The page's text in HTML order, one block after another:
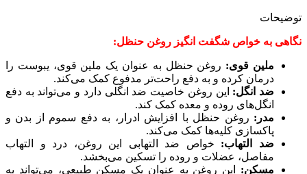
توضیحات
نگاهی به خواص شگفت انگیز روغن حنظل:
ملین قوی: روغن حنظل به عنوان یک ملین قوی، یبوست را
درمان کرده و به دفع راحت‌تر مدفوع کمک می‌کند.
ضد انگل: این روغن خاصیت ضد انگلی دارد و می‌تواند به دفع
انگل‌های روده و معده کمک کند.
مدر: روغن حنظل با افزایش ادرار، به دفع سموم از بدن و
پاکسازی کلیه‌ها کمک می‌کند.
ضد التهاب: خواص ضد التهابی این روغن، درد و التهاب
مفاصل، عضلات و روده را تسکین می‌بخشد.
مسکن: این روغن به عنوان یک مسکن طبیعی، می‌تواند به